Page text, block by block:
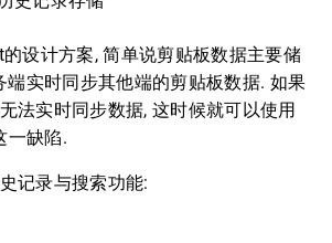
设计方案, 简单说剪贴板数据主要储
端实时同步其他端的剪贴板数据. 如果
法实时同步数据, 这时候就可以使用
一缺陷.
记录与搜索功能: